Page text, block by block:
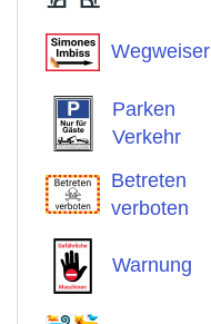
Wegweiser
Parken
Verkehr
Betreten
verboten
Warnung